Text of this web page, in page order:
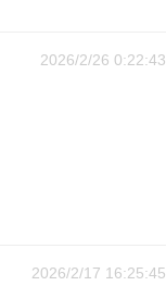
2026/2/26 0:22:43
2026/2/17 16:25:45